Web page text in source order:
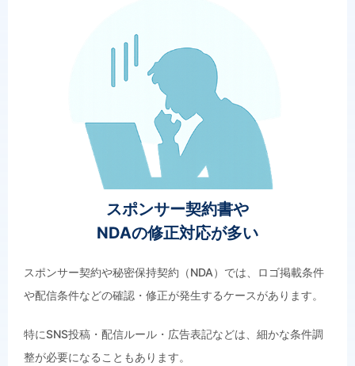
スポンサー契約書や
NDAの修正対応が多い
スポンサー契約や秘密保持契約（NDA）では、ロゴ掲載条件
や配信条件などの確認・修正が発生するケースがあります。
特にSNS投稿・配信ルール・広告表記などは、細かな条件調
整が必要になることもあります。